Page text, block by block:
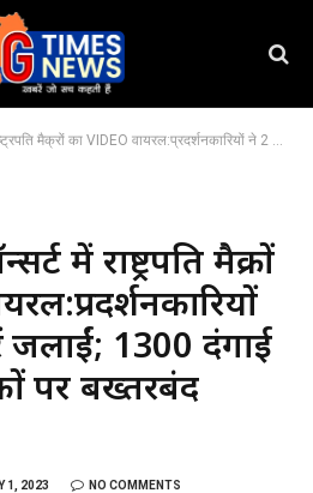
ने 2 हजार कारें जलाईं; 1300 दंगाई गिरफ्तार, सड़कों पर बख्तरबंद गाड़ियां तैनात
में राष्ट्रपति मैक्रों
जलाईं; 1300 दंगाई
पर बख्तरबंद
1, 2023 NO COMMENTS